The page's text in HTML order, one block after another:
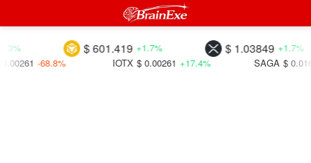
$ 1.03849 +1.7%
$ 601.419 +1.7%
$ 0.01655
$ 0.00261 +17.4%
-68.8%